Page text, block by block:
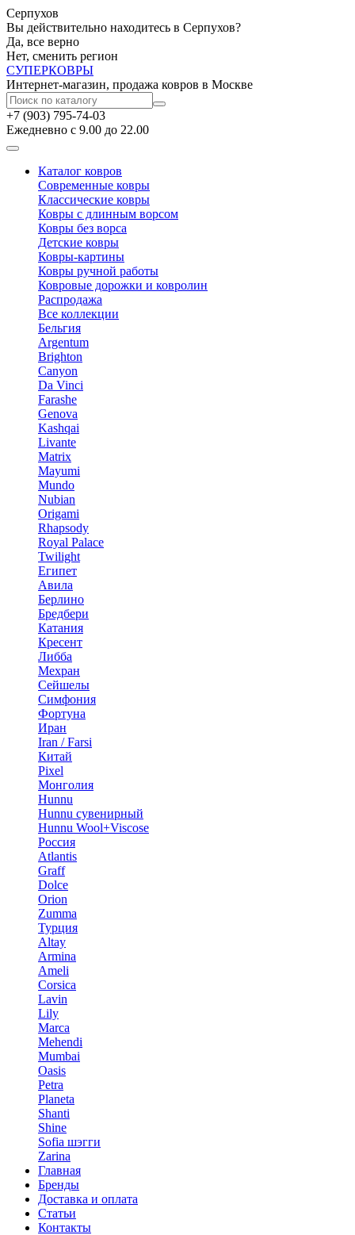
Серпухов
Вы действительно находитесь в Серпухов?
Да, все верно
Нет, сменить регион
СУПЕРКОВРЫ
Интернет-магазин, продажа ковров в Москве
+7 (903) 795-74-03
Ежедневно с 9.00 до 22.00
Каталог ковров
Современные ковры
Классические ковры
Ковры с длинным ворсом
Ковры без ворса
Детские ковры
Ковры-картины
Ковры ручной работы
Ковровые дорожки и ковролин
Распродажа
Все коллекции
Бельгия
Argentum
Brighton
Canyon
Da Vinci
Farashe
Genova
Kashqai
Livante
Matrix
Mayumi
Mundo
Nubian
Origami
Rhapsody
Royal Palace
Twilight
Египет
Авила
Берлино
Бредбери
Катания
Кресент
Либба
Мехран
Сейшелы
Симфония
Фортуна
Иран
Iran / Farsi
Китай
Pixel
Монголия
Hunnu
Hunnu сувенирный
Hunnu Wool+Viscose
Россия
Atlantis
Graff
Dolce
Orion
Zumma
Турция
Altay
Armina
Ameli
Corsica
Lavin
Lily
Marca
Mehendi
Mumbai
Oasis
Petra
Planeta
Shanti
Shine
Sofia шэгги
Zarina
Главная
Бренды
Доставка и оплата
Статьи
Контакты